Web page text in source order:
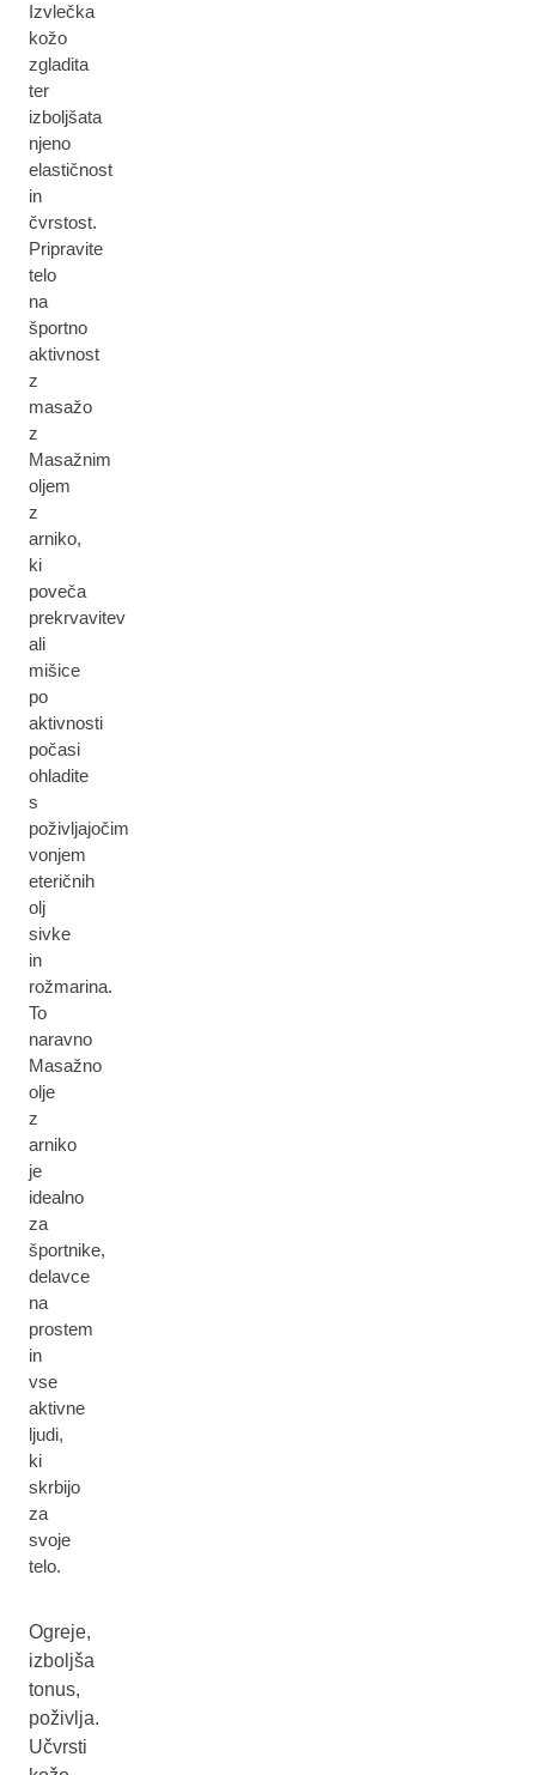
Izvlečka
kožo
zgladita
ter
izboljšata
njeno
elastičnost
in
čvrstost.
Pripravite
telo
na
športno
aktivnost
z
masažo
z
Masažnim
oljem
z
arniko,
ki
poveča
prekrvavitev
ali
mišice
po
aktivnosti
počasi
ohladite
s
poživljajočim
vonjem
eteričnih
olj
sivke
in
rožmarina.
To
naravno
Masažno
olje
z
arniko
je
idealno
za
športnike,
delavce
na
prostem
in
vse
aktivne
ljudi,
ki
skrbijo
za
svoje
telo.
Ogreje,
izboljša
tonus,
poživlja.
Učvrsti